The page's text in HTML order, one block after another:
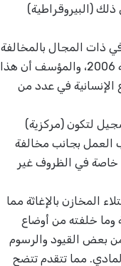
(البيروقراطية)
ذات المجال بالمخالفة
الصريحة التي لا تحتمل النقاش لقانون العمل الطوعي والإنساني لسنة 2006، والمؤسف أن هذا
الإنسانية في عدد من
لتكون (مركزية)
العمل بجانب مخالفة
خاصة في الظروف غير
المخازن بالإغاثة مما
وما خلفته من أوضاع
بعض القيود والرسوم
مما تتقدم تتضح